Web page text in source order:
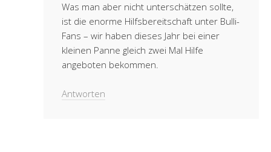
Was man aber nicht unterschätzen sollte,
ist die enorme Hilfsbereitschaft unter Bulli-
Fans – wir haben dieses Jahr bei einer
kleinen Panne gleich zwei Mal Hilfe
angeboten bekommen.
Antworten